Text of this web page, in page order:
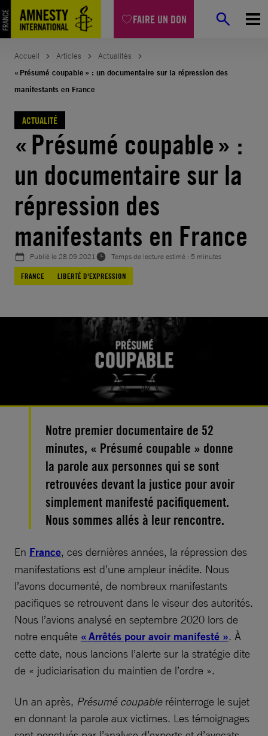
FAIRE UN DON
Aller
au
contenu
Accueil Articles
Actualités
« Présumé coupable » : un documentaire sur la répression des
manifestants en France
ACTUALITÉ
« Présumé coupable » :
un documentaire sur la
répression des
manifestants en France
Publié le28.09.2021
Temps de lecture estimé : 5 minutes
FRANCE
LIBERTÉ D'EXPRESSION
Notre premier documentaire de 52
minutes, « Présumé coupable » donne
la parole aux personnes qui se sont
retrouvées devant la justice pour avoir
simplement manifesté pacifiquement.
Nous sommes allés à leur rencontre.
En France, ces dernières années, la répression des
manifestations est d’une ampleur inédite. Nous
l’avons documenté, de nombreux manifestants
pacifiques se retrouvent dans le viseur des autorités.
Nous l’avions analysé en septembre 2020 lors de
notre enquête « Arrêtés pour avoir manifesté ». À
cette date, nous lancions l’alerte sur la stratégie dite
de « judiciarisation du maintien de l’ordre ».
Un an après, Présumé coupableréinterroge le sujet
en donnant la parole aux victimes. Les témoignages